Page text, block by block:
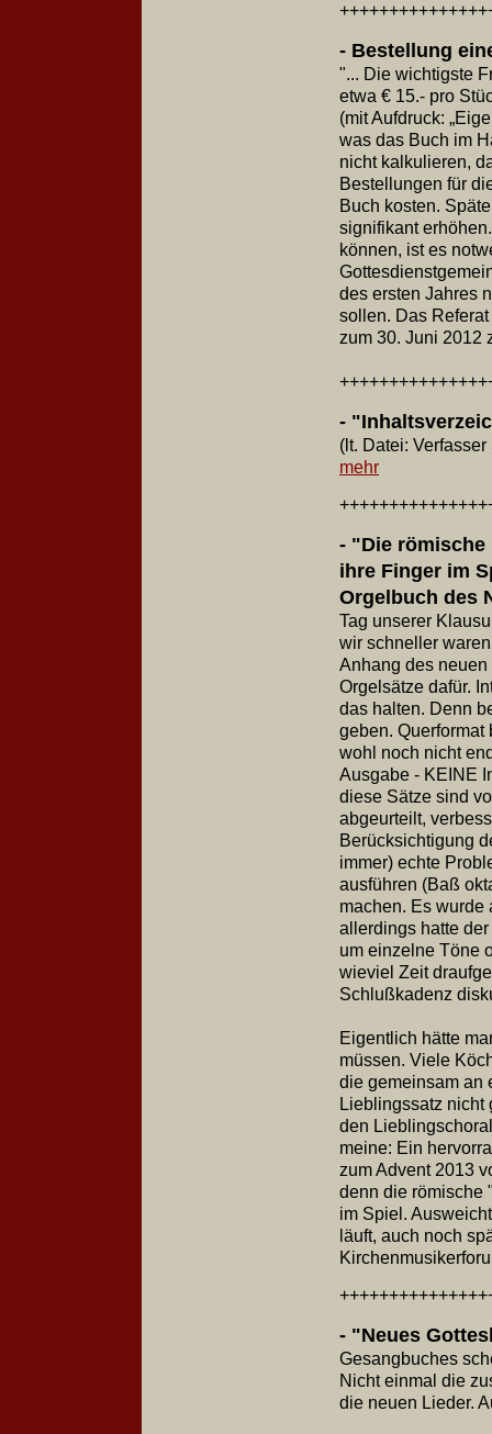
- Bestellung
"... Die wichtigste
etwa € 15.- pro
(mit Aufdruck:
was das Buch im
nicht kalkulieren,
Bestellungen für
Buch kosten.
signifikant
können, ist es
des ersten Jahres
sollen. Das
zum 30. Juni 2012
-
(lt. Datei:
mehr
- "Die
ihre Finger im
Orgelbuch des
Tag unserer
wir schneller
Anhang des
Orgelsätze dafür.
das halten. Denn
geben. Querformat
wohl noch nicht
Ausgabe - KEINE
diese Sätze sind
abgeurteilt,
Berücksichtigung
immer) echte
ausführen (Baß
machen. Es wurde
allerdings hatte
um einzelne Töne
wieviel Zeit
Eigentlich hätte
müssen. Viele
die gemeinsam an
Lieblingssatz nicht
den
meine: Ein
zum Advent 2013
denn die römische
im Spiel.
läuft, auch noch
- "Neues
Gesangbuches
Nicht einmal die
die neuen Lieder.